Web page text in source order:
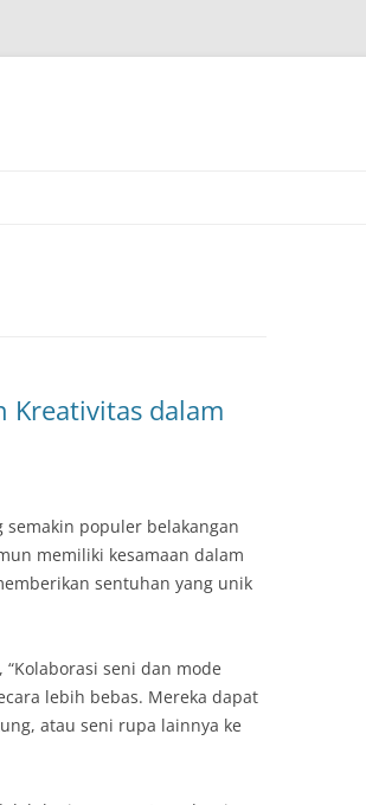
Kreativitas dalam
populer belakangan
memiliki kesamaan dalam
sentuhan yang unik
seni dan mode
lebih bebas. Mereka dapat
atau seni rupa lainnya ke